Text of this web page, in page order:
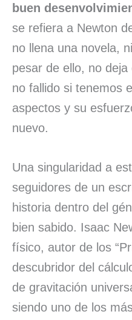
buen
se refiera a Newton
no llena una novela,
pesar de ello, no
no fallido si tenemos
aspectos y su
nuevo.
Una singularidad a
seguidores de un
historia dentro del
bien sabido. Isaac
físico, autor de los
descubridor del
de gravitación
siendo uno de los